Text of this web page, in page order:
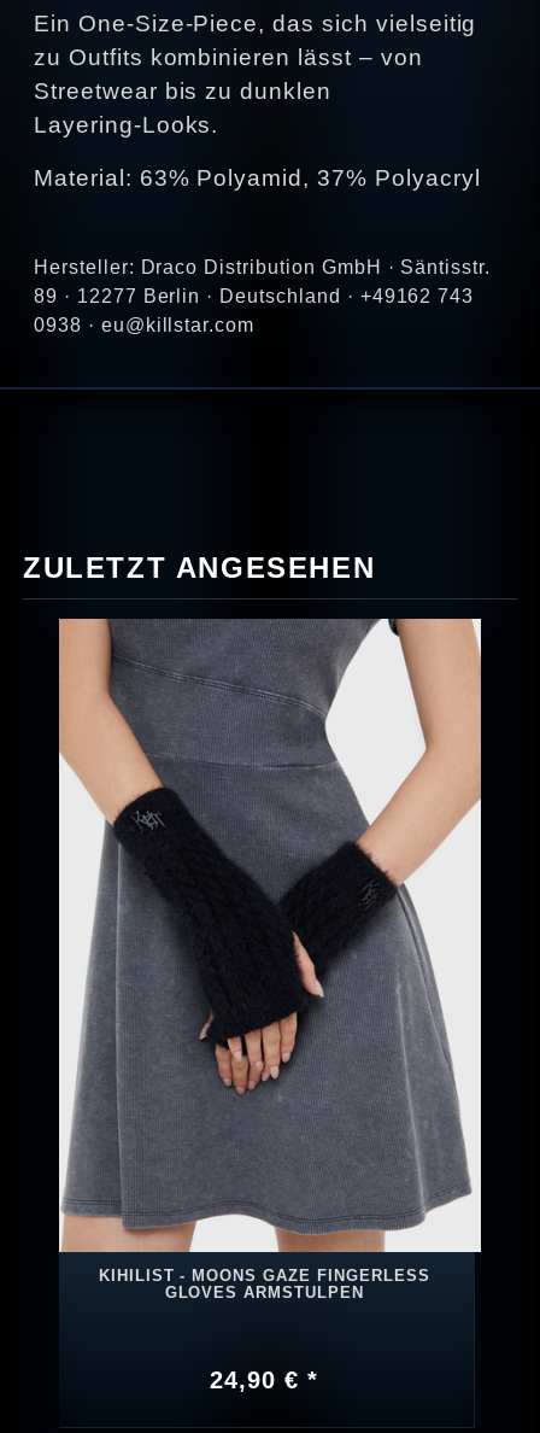
Ein One‑Size‑Piece, das sich vielseitig
zu Outfits kombinieren lässt – von
Streetwear bis zu dunklen
Layering‑Looks.
Material: 63% Polyamid, 37% Polyacryl
Hersteller: Draco Distribution GmbH · Säntisstr.
89 · 12277 Berlin · Deutschland · +49162 743
0938 · eu@killstar.com
ZULETZT ANGESEHEN
KIHILIST - MOONS GAZE FINGERLESS
GLOVES ARMSTULPEN
24,90 € *